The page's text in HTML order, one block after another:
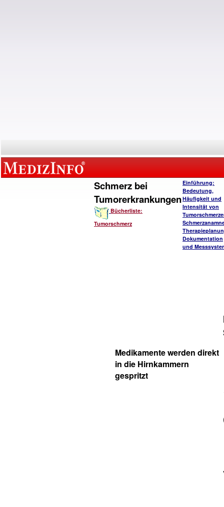
Schmerz bei
Tumorerkrankungen
Bücherliste:
Tumorschmerz
Einführung:
Bedeutung,
Häufigkeit und
Intensität von
Dokumentation
und
Medikamente werden direkt
in die Hirnkammern
gespritzt